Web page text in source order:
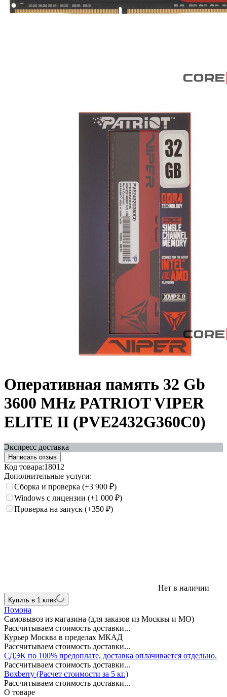
Оперативная память 32 Gb
3600 MHz PATRIOT VIPER
ELITE II (PVE2432G360C0)
Экспресс доставка
Написать отзыв
Код товара:18012
Дополнительные услуги:
Сборка и проверка (+3 900 ₽)
Windows с лицензии (+1 000 ₽)
Проверка на запуск (+350 ₽)
Нет в наличии
Купить в 1 клик
Помона
Самовывоз из магазина (для заказов из Москвы и МО)
Рассчитываем стоимость доставки...
Курьер Москва в пределах МКАД
Рассчитываем стоимость доставки...
СДЭК по 100% предоплате, доставка оплачивается отдельно.
Рассчитываем стоимость доставки...
Boxberry (Расчет стоимости за 5 кг.)
Рассчитываем стоимость доставки...
О товаре